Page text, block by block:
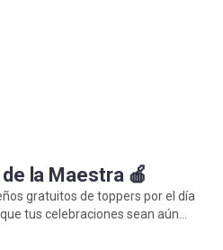
la Maestra 🍎
gratuitos de toppers por el día